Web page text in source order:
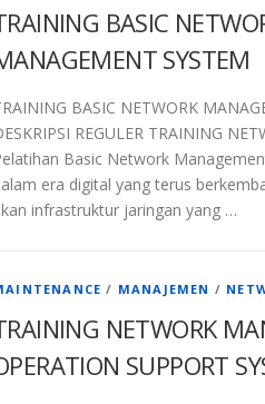
BASIC
SYSTEM
BASIC NETWORK
REGULER TRAINING
Basic Network
era digital yang terus
infrastruktur jaringan yang …
/ MANAJEMEN /
NETWORK
SUPPORT